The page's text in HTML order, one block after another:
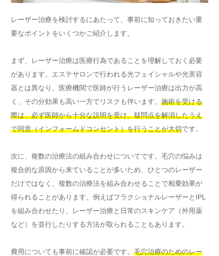
レーザー治療を検討するにあたって、事前に知っておきたい重
要なポイントをいくつかご紹介します。
まず、レーザー治療は医療行為であることを理解しておく必要
があります。エステサロンで行われる光フェイシャルや光美容
器とは異なり、医療機関で医師が行うレーザー治療は出力が高
く、その分効果も高い一方でリスクも伴います。 施術を受ける
際は、必ず医師から十分な説明を受け、疑問点を解消したうえ
で同意（インフォームドコンセント）を行うことが大切です。
次に、複数の治療法の組み合わせについてです。毛穴の悩みは
複合的な原因から来ていることが多いため、ひとつのレーザー
だけではなく、複数の治療法を組み合わせることで相乗効果が
得られることがあります。例えばフラクショナルレーザーとIPL
を組み合わせたり、レーザー治療と日常のスキンケア（外用薬
など）を並行したりする方法が取られることもあります。
費用についても事前に確認が必要です。 毛穴治療のためのレー